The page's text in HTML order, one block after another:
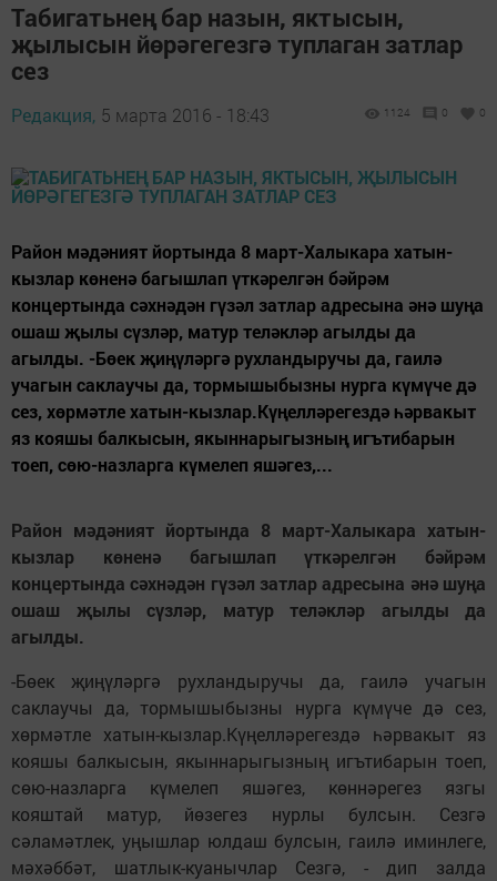
Табигатьнең бар назын, яктысын,
җылысын йөрәгегезгә туплаган затлар
сез
Редакция, 5 марта 2016 - 18:43 1124 0 0
Район мәдәният йортында 8 март-Халыкара хатын-
кызлар көненә багышлап үткәрелгән бәйрәм
концертында сәхнәдән гүзәл затлар адресына әнә шуңа
ошаш җылы сүзләр, матур теләкләр агылды да
агылды. -Бөек җиңүләргә рухландыручы да, гаилә
учагын саклаучы да, тормышыбызны нурга күмүче дә
сез, хөрмәтле хатын-кызлар.Күңелләрегездә һәрвакыт
яз кояшы балкысын, якыннарыгызның игътибарын
тоеп, сөю-назларга күмелеп яшәгез,...
Район мәдәният йортында 8 март-Халыкара хатын-
кызлар көненә багышлап үткәрелгән бәйрәм
концертында сәхнәдән гүзәл затлар адресына әнә шуңа
ошаш җылы сүзләр, матур теләкләр агылды да
агылды.
-Бөек җиңүләргә рухландыручы да, гаилә учагын
саклаучы да, тормышыбызны нурга күмүче дә сез,
хөрмәтле хатын-кызлар.Күңелләрегездә һәрвакыт яз
кояшы балкысын, якыннарыгызның игътибарын тоеп,
сөю-назларга күмелеп яшәгез, көннәрегез язгы
кояштай матур, йөзегез нурлы булсын. Сезгә
сәламәтлек, уңышлар юлдаш булсын, гаилә иминлеге,
мәхәббәт, шатлык-куанычлар Сезгә, - дип залда